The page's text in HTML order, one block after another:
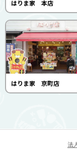
はりま家 本店
はりま家 京町店
法